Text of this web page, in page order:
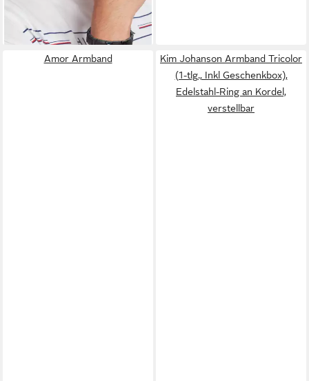
lieferbar - in 2-3 Werktagen bei dir
Amor Armband
Kim Johanson Armband Tricolor
(1-tlg., Inkl Geschenkbox),
Edelstahl-Ring an Kordel,
verstellbar